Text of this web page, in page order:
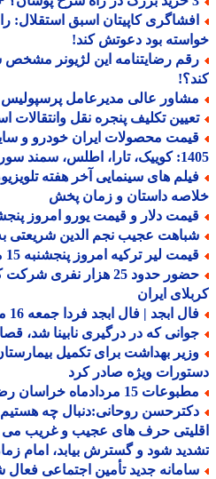
کاپیتان اسبق استقلال:
بود دعوتش کند!
رضایتنامه این لژیونر مشخص
عالی مدیرعامل
تکلیف پنجره نقل وانتقالات
ساینا و... چند؟ +جدول
داستان و زمان پخش
دلار و قیمت یورو امروز پنجشنبه 15 مرداد 1405 +
عجیب نجم الدین شریعتی به
لیر ترکیه امروز پنجشنبه 15 مرداد 1405
حضور حدود 25 هزار نفری
ایران
ابجد | فال ابجد فردا جمعه 16 مرداد ماه 1405
که در درگیری نابینا شد،
ویژه صادر کرد
15 مردادماه خراسان رضوی/بازار ساعت به وقت پکن
روحانی:دنبال چه هستیم؟
حرف های عجیب و غریب می
شود و گسترش بیابد، امام زمان
جدید تأمین اجتماعی فعال